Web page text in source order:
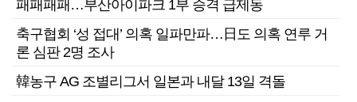
패패패패…부산아이파크 1부 승격 급제동
축구협회 ‘성 접대’ 의혹 일파만파…日도 의혹 연루 거
론 심판 2명 조사
韓농구 AG 조별리그서 일본과 내달 13일 격돌